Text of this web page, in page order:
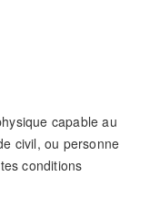
capable au
civil, ou personne
conditions